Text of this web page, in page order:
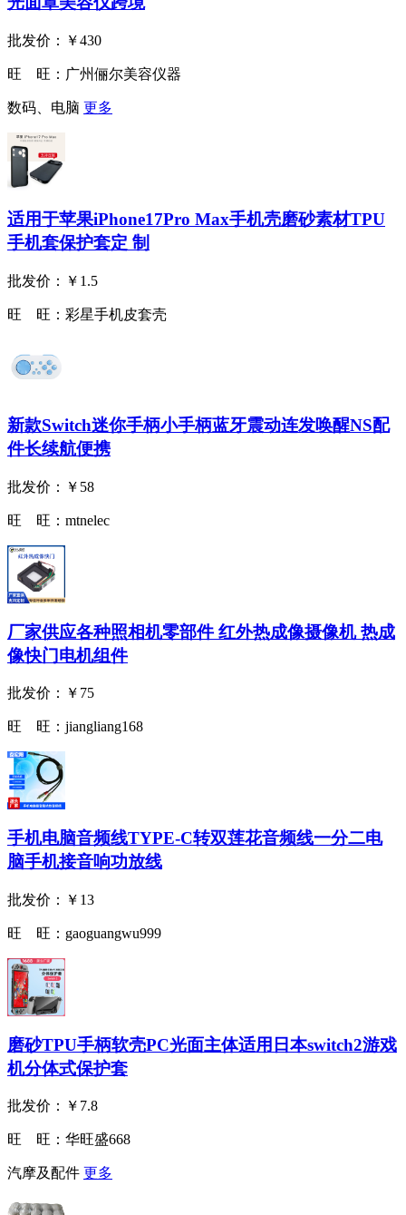
批发价： ￥430
旺 旺： 广州俪尔美容仪器
数码、电脑 更多
适用于苹果iPhone17Pro Max手机壳磨砂素材TPU
手机套保护套定 制
批发价： ￥1.5
旺 旺： 彩星手机皮套壳
新款Switch迷你手柄小手柄蓝牙震动连发唤醒NS配
件长续航便携
批发价： ￥58
旺 旺： mtnelec
厂家供应各种照相机零部件 红外热成像摄像机 热成
像快门电机组件
批发价： ￥75
旺 旺： jiangliang168
手机电脑音频线TYPE-C转双莲花音频线一分二电
脑手机接音响功放线
批发价： ￥13
旺 旺： gaoguangwu999
磨砂TPU手柄软壳PC光面主体适用日本switch2游戏
机分体式保护套
批发价： ￥7.8
旺 旺： 华旺盛668
汽摩及配件 更多